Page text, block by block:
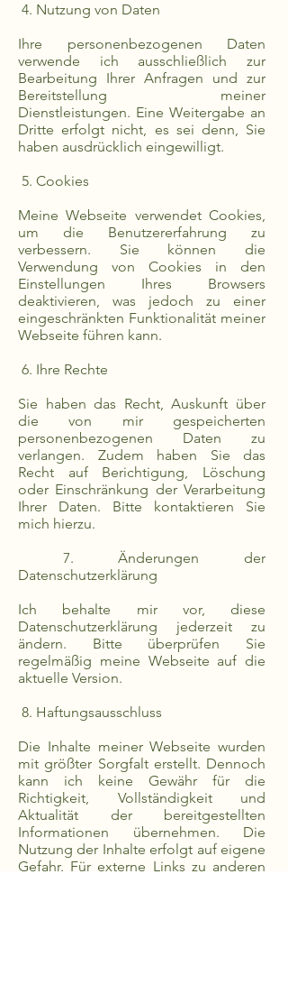
4. Nutzung von Daten
Ihre personenbezogenen Daten
verwende ich ausschließlich zur
Bearbeitung Ihrer Anfragen und zur
Bereitstellung meiner
Dienstleistungen. Eine Weitergabe an
Dritte erfolgt nicht, es sei denn, Sie
haben ausdrücklich eingewilligt.
5. Cookies
Meine Webseite verwendet Cookies,
um die Benutzererfahrung zu
verbessern. Sie können die
Verwendung von Cookies in den
Einstellungen Ihres Browsers
deaktivieren, was jedoch zu einer
eingeschränkten Funktionalität meiner
Webseite führen kann.
6. Ihre Rechte
Sie haben das Recht, Auskunft über
die von mir gespeicherten
personenbezogenen Daten zu
verlangen. Zudem haben Sie das
Recht auf Berichtigung, Löschung
oder Einschränkung der Verarbeitung
Ihrer Daten. Bitte kontaktieren Sie
mich hierzu.
7. Änderungen der
Datenschutzerklärung
Ich behalte mir vor, diese
Datenschutzerklärung jederzeit zu
ändern. Bitte überprüfen Sie
regelmäßig meine Webseite auf die
aktuelle Version.
8. Haftungsausschluss
Die Inhalte meiner Webseite wurden
mit größter Sorgfalt erstellt. Dennoch
kann ich keine Gewähr für die
Richtigkeit, Vollständigkeit und
Aktualität der bereitgestellten
Informationen übernehmen. Die
Nutzung der Inhalte erfolgt auf eigene
Gefahr. Für externe Links zu anderen